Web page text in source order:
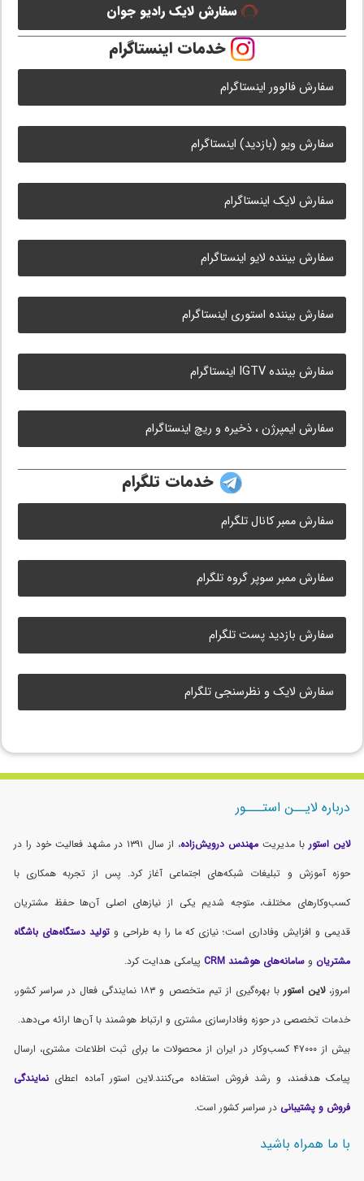
سفارش لایک رادیو جوان
خدمات اینستاگرام
سفارش فالوور اینستاگرام
سفارش ویو (بازدید) اینستاگرام
سفارش لایک اینستاگرام
سفارش بیننده لایو اینستاگرام
سفارش بیننده استوری اینستاگرام
سفارش بیننده IGTV اینستاگرام
سفارش ایمپرژن ، ذخیره و ریچ اینستاگرام
خدمات تلگرام
سفارش ممبر کانال تلگرام
سفارش ممبر سوپر گروه تلگرام
سفارش بازدید پست تلگرام
سفارش لایک و نظرسنجی تلگرام